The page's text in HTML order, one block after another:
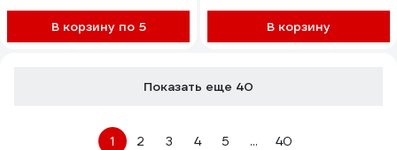
В корзину по 5 В корзину
Показать еще 40
1 2 3 4 5 ... 40